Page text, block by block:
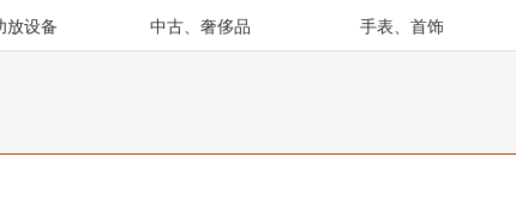
放设备 中古、奢侈品 手表、首饰